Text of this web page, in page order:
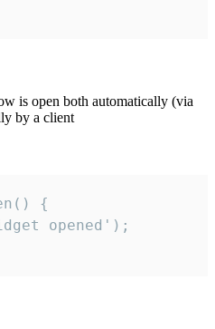
is open both automatically (via
by a client
{
opened');